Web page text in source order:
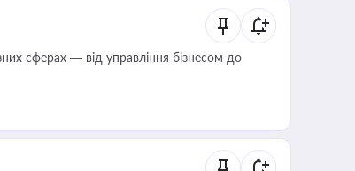
сферах — від управління бізнесом до